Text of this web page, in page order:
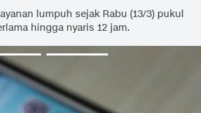
lumpuh sejak Rabu (13/3) pukul
hingga nyaris 12 jam.